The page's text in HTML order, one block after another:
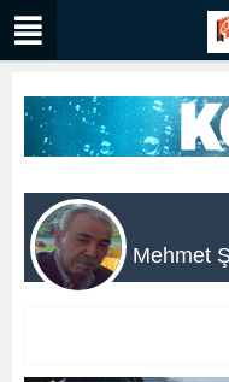
Mehmet